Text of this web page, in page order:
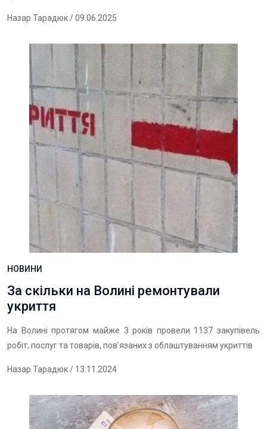
Назар Тарадюк/ 09.06.2025
НОВИНИ
За скільки на Волині ремонтували
укриття
На Волині протягом майже 3 років провели 1137 закупівель
робіт, послуг та товарів, пов’язаних з облаштуванням укриттів
Назар Тарадюк/ 13.11.2024